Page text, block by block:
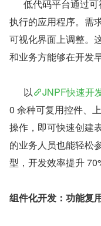
执行的应用程序。需
可视化界面上调整。
和业务方能够在开发
      以
JNPF快速开
0 余种可复用控件、
操作，即可快速创建
的业务人员也能轻松
型，开发效率提升
组件化开发：功能复